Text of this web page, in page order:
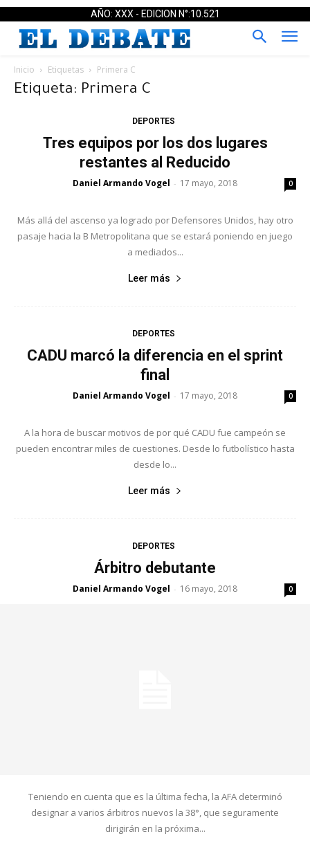
AÑO: XXX - EDICION N°:10.521
Inicio Etiquetas Primera C
Etiqueta: Primera C
DEPORTES
Tres equipos por los dos lugares
restantes al Reducido
Daniel Armando Vogel - 17 mayo, 2018 0
Más allá del ascenso ya logrado por Defensores Unidos, hay otro
pasaje hacia la B Metropolitana que se estará poniendo en juego
a mediados...
Leer más
DEPORTES
CADU marcó la diferencia en el sprint
final
Daniel Armando Vogel - 17 mayo, 2018 0
A la hora de buscar motivos de por qué CADU fue campeón se
pueden encontrar miles de cuestiones. Desde lo futbolístico hasta
desde lo...
Leer más
DEPORTES
Árbitro debutante
Daniel Armando Vogel - 16 mayo, 2018 0
Teniendo en cuenta que es la última fecha, la AFA determinó
designar a varios árbitros nuevos la 38°, que seguramente
dirigirán en la próxima...